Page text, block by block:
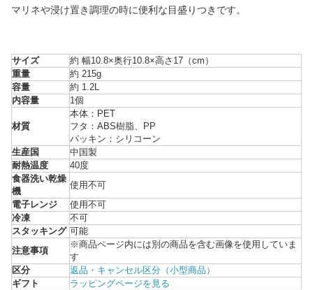
マリネや浸け置き調理の時に便利な目盛りつきです。
サイズ
約 幅10.8×奥行10.8×高さ17（cm）
重量
約 215g
容量
約 1.2L
内容量
1個
材質
本体：PET
フタ：ABS樹脂、PP
パッキン：シリコーン
生産国
中国製
耐熱温度
40度
食器洗い乾燥
機
使用不可
電子レンジ
使用不可
冷凍
不可
スタッキング 可能
注意事項
※商品ページ内には別の商品を含む画像を使用していま
す
区分
返品・キャンセル区分（小型商品）
ギフト
ラッピングページを見る